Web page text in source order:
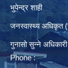
भुपेन्द्र शाही
जनस्वास्थ्य अधिकृत
गुनासो सुन्ने अधिकारी
Phone :